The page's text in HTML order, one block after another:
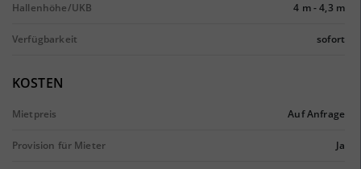
Hallenhöhe/UKB 4 m-4,3 m
Verfügbarkeit sofort
KOSTEN
Mietpreis Auf Anfrage
Provision für Mieter Ja